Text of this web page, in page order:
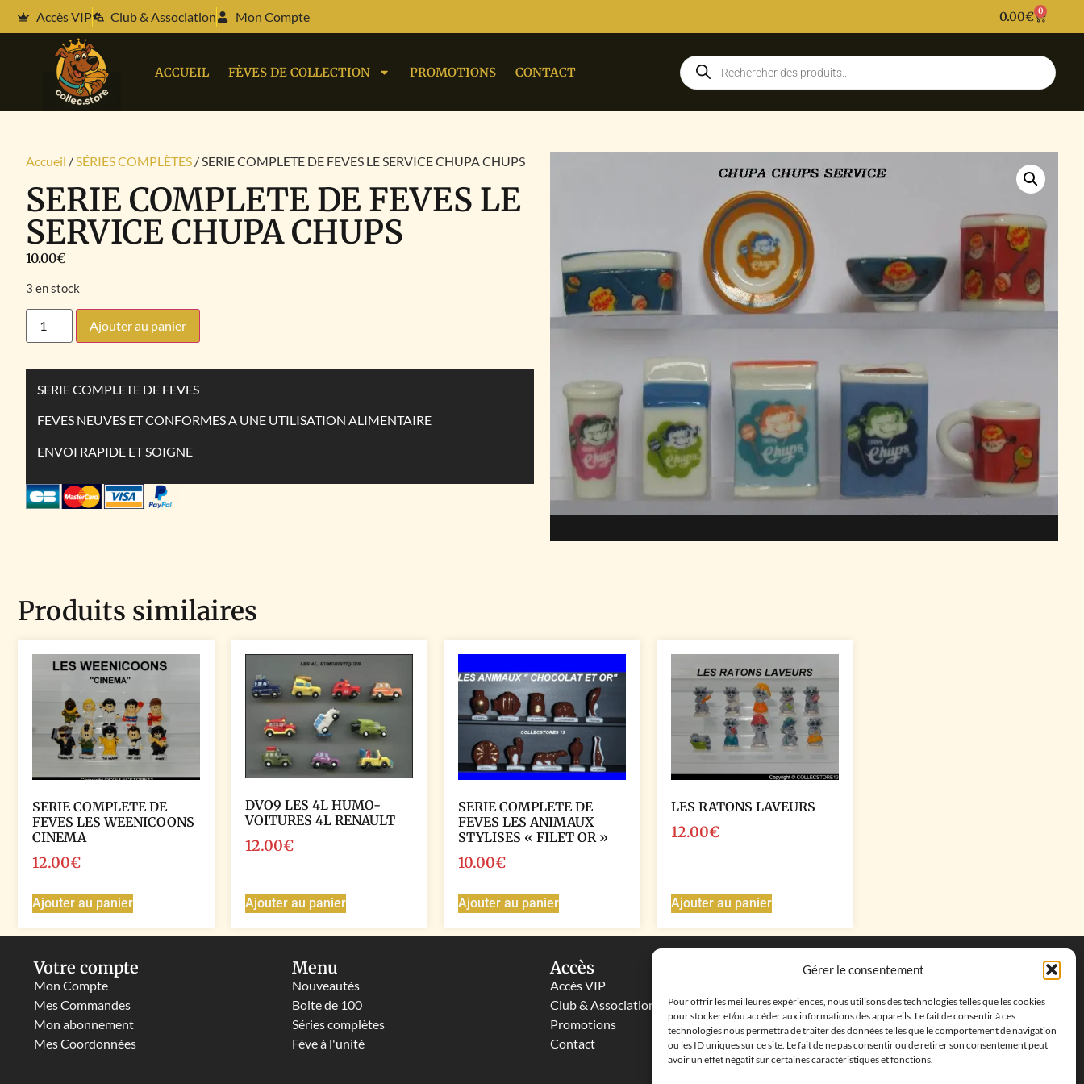
Gérer le consentement
Pour offrir les meilleures expériences, nous utilisons des technologies telles que les cookies
pour stocker et/ou accéder aux informations des appareils. Le fait de consentir à ces
technologies nous permettra de traiter des données telles que le comportement de navigation
ou les ID uniques sur ce site. Le fait de ne pas consentir ou de retirer son consentement peut
avoir un effet négatif sur certaines caractéristiques et fonctions.
Accès VIP Club & Association Mon Compte 0.00€ 0
ACCUEIL FÈVES DE COLLECTION PROMOTIONS CONTACT
Accueil /SÉRIES COMPLÈTES / SERIE COMPLETE DE FEVES LE SERVICE CHUPA CHUPS
SERIE COMPLETE DE FEVES LE
SERVICE CHUPA CHUPS
10.00€
3 en stock
Ajouter au panier
SERIE COMPLETE DE FEVES
FEVES NEUVES ET CONFORMES A UNE UTILISATION ALIMENTAIRE
ENVOI RAPIDE ET SOIGNE
Produits similaires
SERIE COMPLETE DE
FEVES LES WEENICOONS
CINEMA
12.00€
Ajouter au panier
DVO9 LES 4L HUMO-
VOITURES 4L RENAULT
12.00€
Ajouter au panier
SERIE COMPLETE DE
FEVES LES ANIMAUX
STYLISES « FILET OR »
10.00€
Ajouter au panier
LES RATONS LAVEURS
12.00€
Ajouter au panier
Votre compte
Mon Compte
Mes Commandes
Mon abonnement
Mes Coordonnées
Menu
Nouveautés
Boite de 100
Séries complètes
Fève à l'unité
Accès
Accès VIP
Club & Associations
Promotions
Contact
Coordonnées
cléments, 13500 Martigues, France
Téléphone : ‭+33652313256‬
Email :feves.collecstore@gmail.com